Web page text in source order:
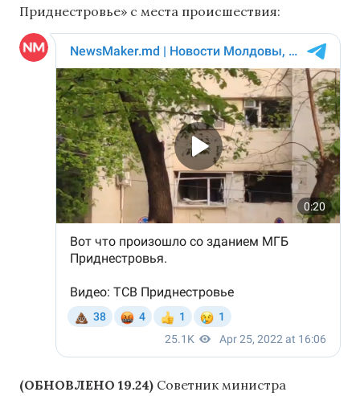
Приднестровье» с места происшествия:
(ОБНОВЛЕНО 19.24) Советник министра